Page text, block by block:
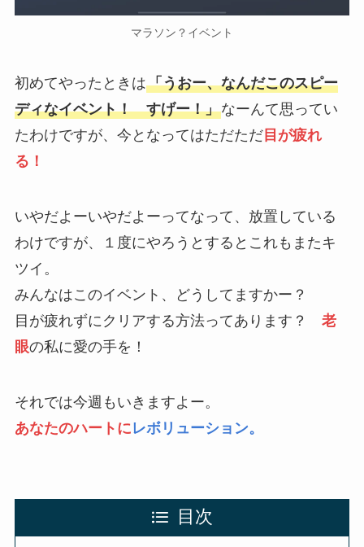
マラソン？イベント
初めてやったときは「うおー、なんだこのスピー
ディなイベント！ すげー！」なーんて思ってい
たわけですが、今となってはただただ目が疲れ
る！
いやだよーいやだよーってなって、放置している
わけですが、１度にやろうとするとこれもまたキ
ツイ。
みんなはこのイベント、どうしてますかー？
目が疲れずにクリアする方法ってあります？ 老
眼の私に愛の手を！
それでは今週もいきますよー。
あなたのハートにレボリューション。
目次